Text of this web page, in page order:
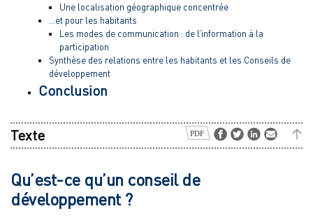
Une localisation géographique concentrée
…et pour les habitants
Les modes de communication : de l’information à la
participation
Synthèse des relations entre les habitants et les Conseils de
développement
Conclusion
Texte
Qu’est-ce qu’un conseil de
développement ?